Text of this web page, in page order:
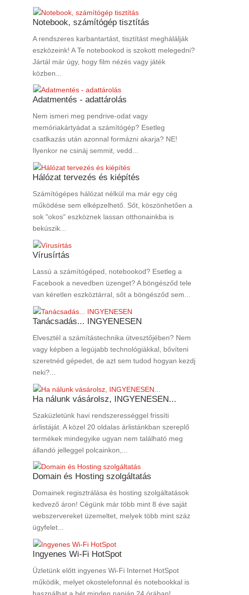
Notebook, számítógép tisztítás
A rendszeres karbantartást, tisztítást meghálálják
eszközeink! A Te notebookod is szokott melegedni?
Jártál már úgy, hogy film nézés vagy játék
közben...
Adatmentés - adattárolás
Nem ismeri meg pendrive-odat vagy
memóriakártyádat a számítógép? Esetleg
csatlkazás után azonnal formázni akarja? NE!
Ilyenkor ne csináj semmit, vedd...
Hálózat tervezés és kiépítés
Számítógépes hálózat nélkül ma már egy cég
működése sem elképzelhető. Sőt, köszönhetően a
sok "okos" eszköznek lassan otthonainkba is
bekúszik...
Vírusírtás
Lassú a számítógéped, notebookod? Esetleg a
Facebook a nevedben üzenget? A böngésződ tele
van kéretlen eszköztárral, sőt a böngésződ sem...
Tanácsadás... INGYENESEN
Elvesztél a számítástechnika útvesztőjében? Nem
vagy képben a legújabb technológiákkal, bővíteni
szeretnéd gépedet, de azt sem tudod hogyan kezdj
neki?...
Ha nálunk vásárolsz, INGYENESEN...
Szaküzletünk havi rendszerességgel frissíti
árlistáját. A közel 20 oldalas árlistánkban szereplő
termékek mindegyike ugyan nem található meg
állandó jelleggel polcainkon,...
Domain és Hosting szolgáltatás
Domainek regisztrálása és hosting szolgáltatások
kedvező áron! Cégünk már több mint 8 éve saját
webszervereket üzemeltet, melyek több mint száz
ügyfelet...
Ingyenes Wi-Fi HotSpot
Üzletünk előtt ingyenes Wi-Fi Internet HotSpot
működik, melyet okostelefonnal és notebookkal is